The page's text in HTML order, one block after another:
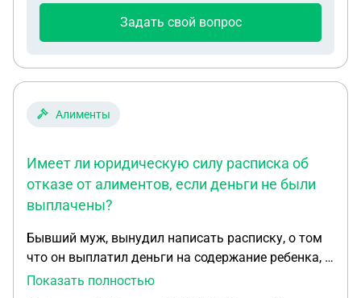
Задать свой вопрос
Алименты
Имеет ли юридическую силу расписка об
отказе от алиментов, если деньги не были
выплачены?
Бывший муж, вынудил написать расписку, о том
что он выплатил деньги на содержание ребенка, и
то что я до ее совершеннолетия не имею
Показать полностью